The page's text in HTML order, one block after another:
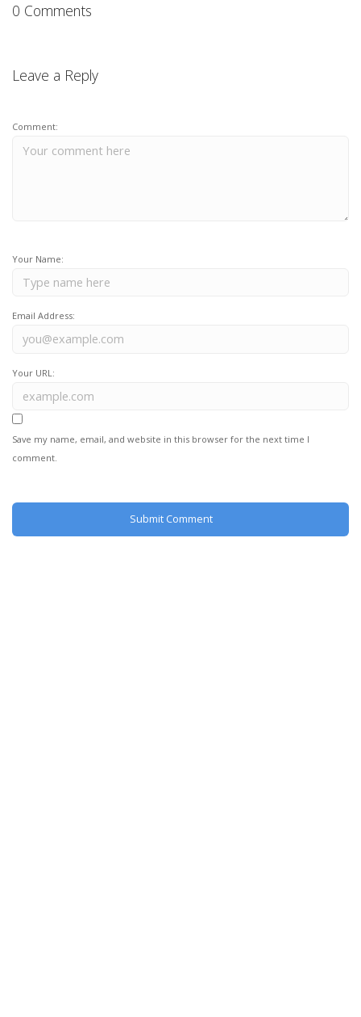
0 Comments
Leave a Reply
Comment:
Your Name:
Email Address:
Your URL:
Save my name, email, and website in this browser for the next time I
comment.